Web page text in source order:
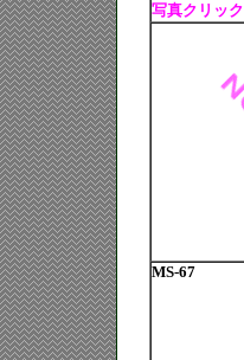
写真クリック
MS-67